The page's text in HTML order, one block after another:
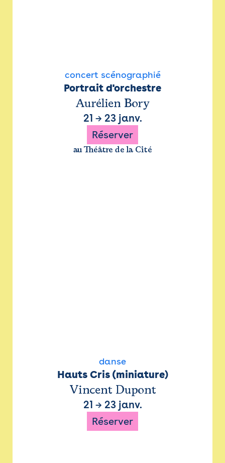
concert scénographié
Portrait d'orchestre
Aurélien Bory
21 → 23 janv.
Réserver
au Théâtre de la Cité
danse
Hauts Cris (miniature)
Vincent Dupont
21 → 23 janv.
Réserver